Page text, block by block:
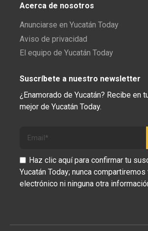
Acerca de nosotros
Anunciarse en Yucatán Today
Aviso de privacidad
El equipo de Yucatán Today
Suscríbete a nuestro newsletter
¿Enamorado de Yucatán? Recibe en
mejor de Yucatán Today.
Haz clic aquí para confirmar tu
Yucatán Today; nunca
electrónico ni ninguna otra